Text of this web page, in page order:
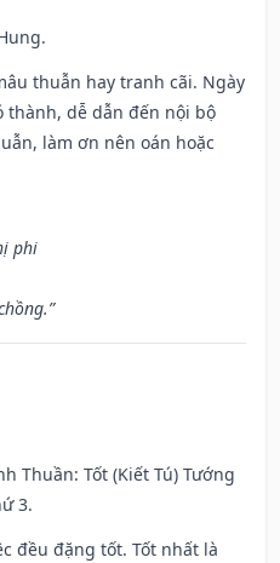
thuẫn hay tranh cãi. Ngày
thành, dễ dẫn đến nội bộ
làm ơn nên oán hoặc
phi
Thuần: Tốt (Kiết Tú) Tướng
3.
đều đặng tốt. Tốt nhất là